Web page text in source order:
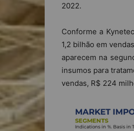
2022.
Conforme a
1,2 bilhão em
aparecem na
insumos para
vendas, R$ 224